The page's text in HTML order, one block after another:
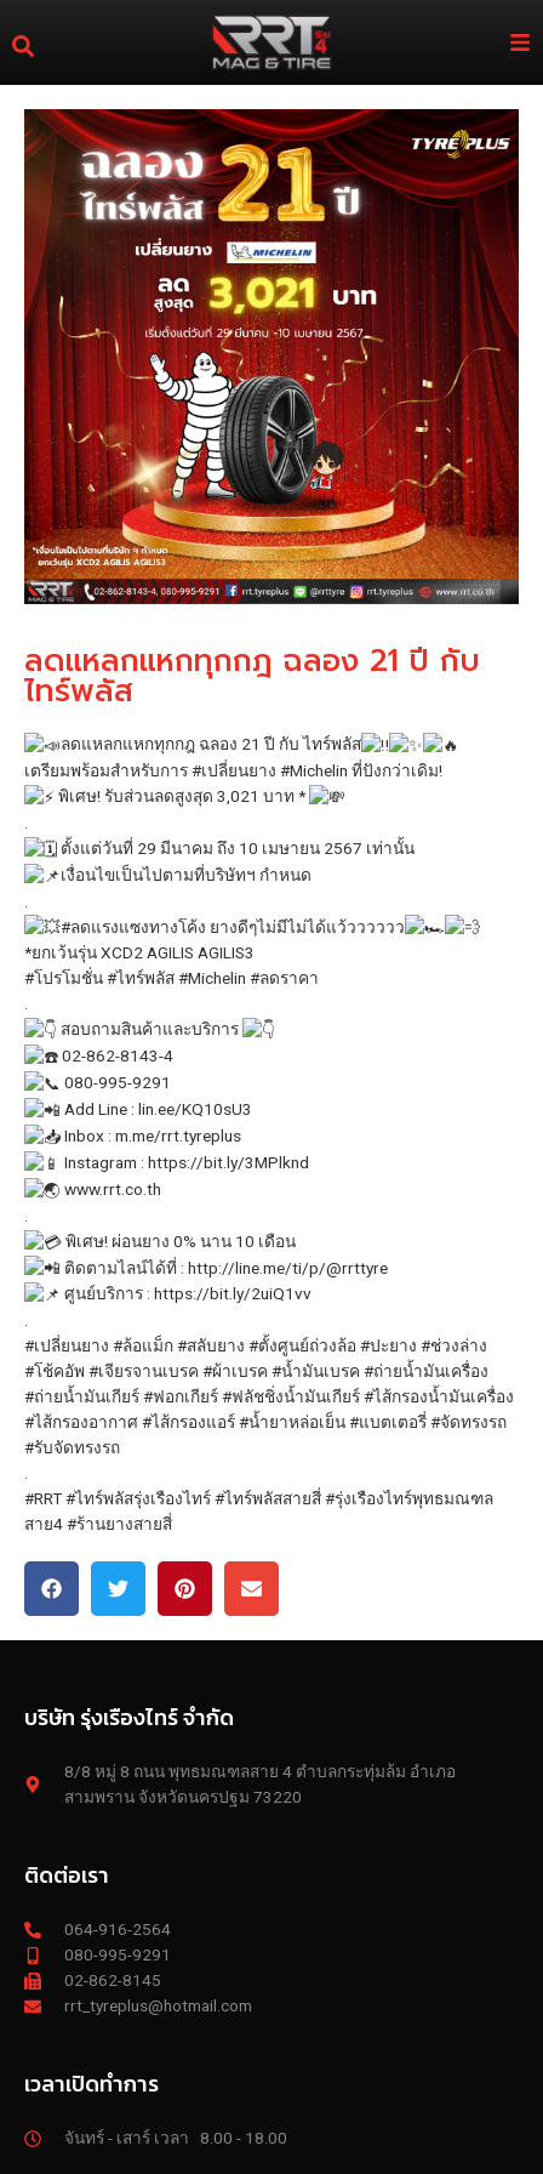
ลดแหลกแหกทุกกฎ ฉลอง 21 ปี กับ
ไทร์พลัส
ลดแหลกแหกทุกกฎ ฉลอง 21 ปี กับ ไทร์พลัส
เตรียมพร้อมสำหรับการ#เปลี่ยนยาง #Michelin ที่ปังกว่าเดิม!
พิเศษ! รับส่วนลดสูงสุด 3,021 บาท *
ตั้งแต่วันที่ 29 มีนาคม ถึง 10 เมษายน 2567 เท่านั้น
เงื่อนไขเป็นไปตามที่บริษัทฯ กำหนด
#ลดแรงแซงทางโค้ง ยางดีๆไม่มีไม่ได้แว้วววววว
*ยกเว้นรุ่น XCD2 AGILIS AGILIS3
#โปรโมชั่น#ไทร์พลัส#Michelin #ลดราคา
.
สอบถามสินค้าและบริการ
02-862-8143-4
080-995-9291
Add Line : lin.ee/KQ10sU3
Inbox : m.me/rrt.tyreplus
Instagram : https://bit.ly/3MPlknd
www.rrt.co.th
พิเศษ! ผ่อนยาง 0% นาน 10 เดือน
ติดตามไลน์ได้ที่ : http://line.me/ti/p/@rrttyre
ศูนย์บริการ : https://bit.ly/2uiQ1vv
.
#เปลี่ยนยาง #ล้อแม็ก#สลับยาง #ตั้งศูนย์ถ่วงล้อ #ปะยาง #ช่วงล่าง
#โช้คอัพ #เจียรจานเบรค #ผ้าเบรค #น้ำมันเบรค #ถ่ายน้ำมันเครื่อง
#ถ่ายน้ำมันเกียร์#ฟอกเกียร์#ฟลัชชิ่งน้ำมันเกียร์#ไส้กรองน้ำมันเครื่อง
#ไส้กรองอากาศ#ไส้กรองแอร์#น้ำยาหล่อเย็น#แบตเตอรี่#จัดทรงรถ
#รับจัดทรงรถ
.
#RRT#ไทร์พลัสรุ่งเรืองไทร์#ไทร์พลัสสายสี่ #รุ่งเรืองไทร์พุทธมณฑล
สาย4 #ร้านยางสายสี่
บริษัท รุ่งเรืองไทร์ จำกัด
8/8 หมู่ 8 ถนน พุทธมณฑลสาย 4 ตำบลกระทุ่มล้ม อำเภอ
สามพราน จังหวัดนครปฐม 73220
ติดต่อเรา
064-916-2564
080-995-9291
02-862-8145
rrt_tyreplus@hotmail.com
เวลาเปิดทำการ
จันทร์ - เสาร์ เวลา 8.00 - 18.00